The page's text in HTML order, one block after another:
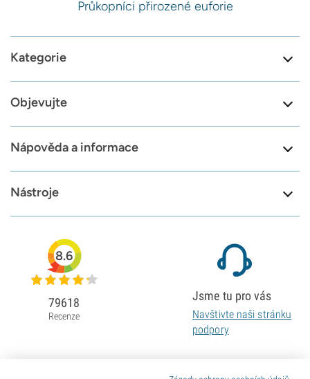
Průkopníci přirozené euforie
Kategorie
Objevujte
Nápověda a informace
Nástroje
8.6
79618
Recenze
Jsme tu pro vás
Navštivte naši stránku
podpory